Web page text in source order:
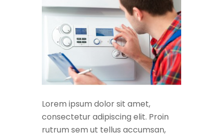
Lorem ipsum dolor sit amet,
consectetur adipiscing elit. Proin
rutrum sem ut tellus accumsan,